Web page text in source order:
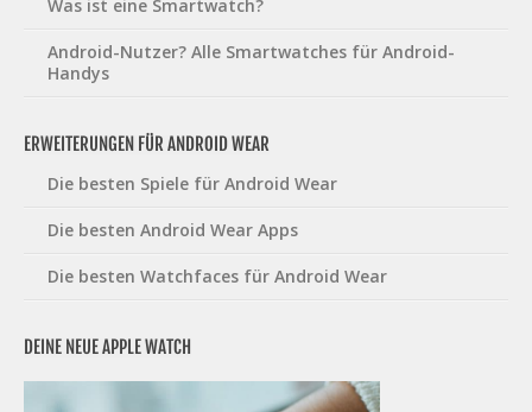
Was ist eine Smartwatch?
Android-Nutzer? Alle Smartwatches für Android-
Handys
ERWEITERUNGEN FÜR ANDROID WEAR
Die besten Spiele für Android Wear
Die besten Android Wear Apps
Die besten Watchfaces für Android Wear
DEINE NEUE APPLE WATCH